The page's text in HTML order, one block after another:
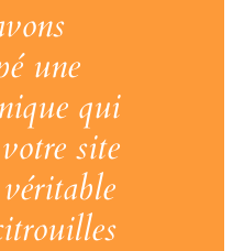
une
qui
site